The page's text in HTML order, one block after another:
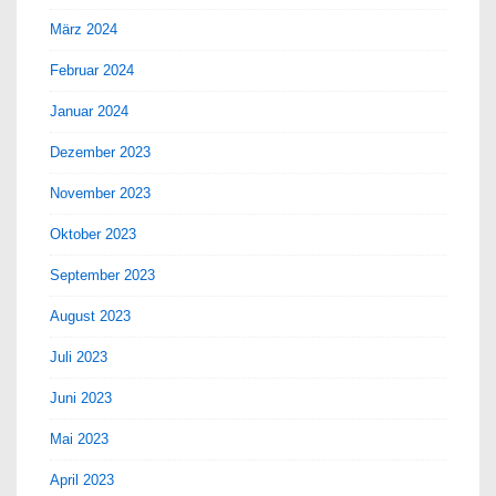
März 2024
Februar 2024
Januar 2024
Dezember 2023
November 2023
Oktober 2023
September 2023
August 2023
Juli 2023
Juni 2023
Mai 2023
April 2023